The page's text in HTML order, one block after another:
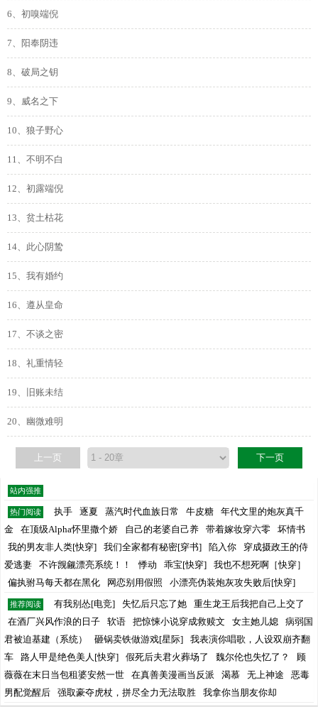
6、初嗅端倪
7、阳奉阴违
8、破局之钥
9、威名之下
10、狼子野心
11、不明不白
12、初露端倪
13、贫土枯花
14、此心阴鸷
15、我有婚约
16、遵从皇命
17、不谈之密
18、礼重情轻
19、旧账未结
20、幽微难明
上一页 下一页
站内强推
热门阅读 执手 逐夏 蒸汽时代血族日常 牛皮糖
年代文里的炮灰真千
金
在顶级Alpha怀里撒个娇 自己的老婆自己养 带着嫁妆穿六零
坏情书
我的男友非人类[快穿]
我们全家都有秘密[穿书] 陷入你
穿成摄政王的侍
爱逃妻
不许觊觎漂亮系统！！ 悸动 乖宝[快穿]
我也不想死啊［快穿］
偏执驸马每天都在黑化
网恋别用假照 小漂亮伪装炮灰攻失败后[快穿]
推荐阅读 有我别怂[电竞] 失忆后只忘了她
重生龙王后我把自己上交了
在酒厂兴风作浪的日子
软语 把惊悚小说穿成救赎文 女主她儿媳
病弱国
君被迫基建（系统）
砸锅卖铁做游戏[星际]
我表演你唱歌，人设双崩齐翻
车
路人甲是绝色美人[快穿] 假死后夫君火葬场了 魏尔伦也失忆了？
顾
薇薇在末日当包租婆安然一世
在真善美漫画当反派 渴慕 无上神途
恶毒
男配觉醒后
强取豪夺虎杖，拼尽全力无法取胜 我拿你当朋友你却